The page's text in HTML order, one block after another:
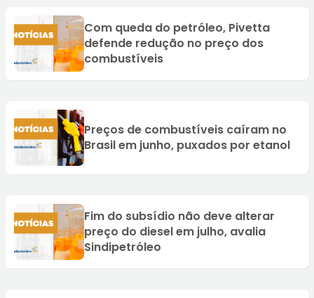
Com queda do petróleo, Pivetta
defende redução no preço dos
combustíveis
Preços de combustíveis caíram no
Brasil em junho, puxados por etanol
Fim do subsídio não deve alterar
preço do diesel em julho, avalia
Sindipetróleo